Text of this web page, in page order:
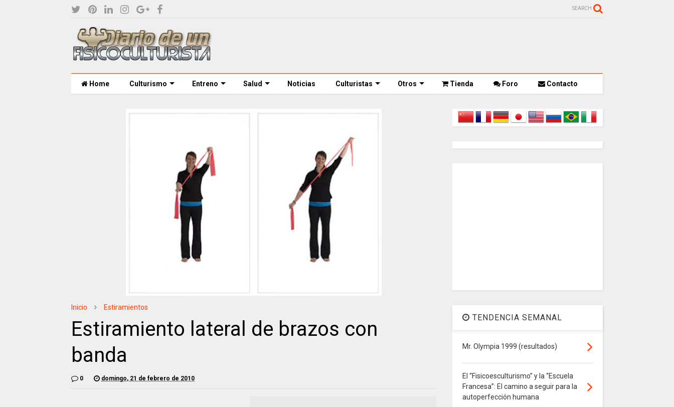
SEARCH
Home Culturismo Entreno Salud Noticias Culturistas Otros Tienda Foro Contacto
Inicio Estiramientos
Estiramiento lateral de brazos con
banda
0 domingo, 21 de febrero de 2010
TENDENCIA SEMANAL
Mr. Olympia 1999 (resultados)
El “Fisicoesculturismo” y la “Escuela
Francesa”: El camino a seguir para la
autoperfección humana